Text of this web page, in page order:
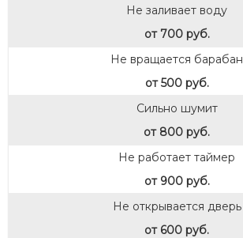
Не заливает воду
от 700 руб.
Не вращается барабан
от 500 руб.
Сильно шумит
от 800 руб.
Не работает таймер
от 900 руб.
Не открывается дверь
от 600 руб.